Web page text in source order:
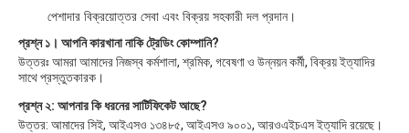
পেশাদার বিক্রয়োত্তর সেবা এবং বিক্রয় সহকারী দল প্রদান।
প্রশ্ন ১। আপনি কারখানা নাকি ট্রেডিং কোম্পানি?
উত্তরঃ আমরা আমাদের নিজস্ব কর্মশালা, শ্রমিক, গবেষণা ও উন্নয়ন কর্মী, বিক্রয় ইত্যাদির
সাথে প্রস্তুতকারক।
প্রশ্ন ২: আপনার কি ধরনের সার্টিফিকেট আছে?
উত্তর: আমাদের সিই, আইএসও ১৩৪৮৫, আইএসও ৯০০১, আরওএইচএস ইত্যাদি রয়েছে।